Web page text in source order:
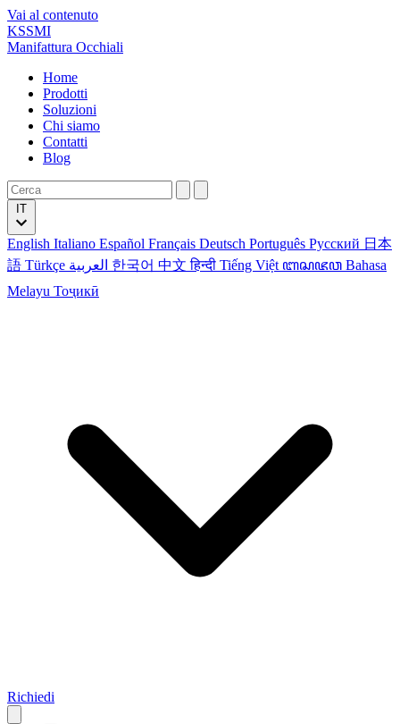
Vai al contenuto
KSSMI
Manifattura Occhiali
Home
Prodotti
Soluzioni
Chi siamo
Contatti
Blog
English Italiano Español Français Deutsch Português Русский 日本
語 Türkçe 한국어 中文हिन्दी Tiếng Việt ꦧꦱꦗꦮ Bahasa
Melayu Тоҷикӣ
Richiedi